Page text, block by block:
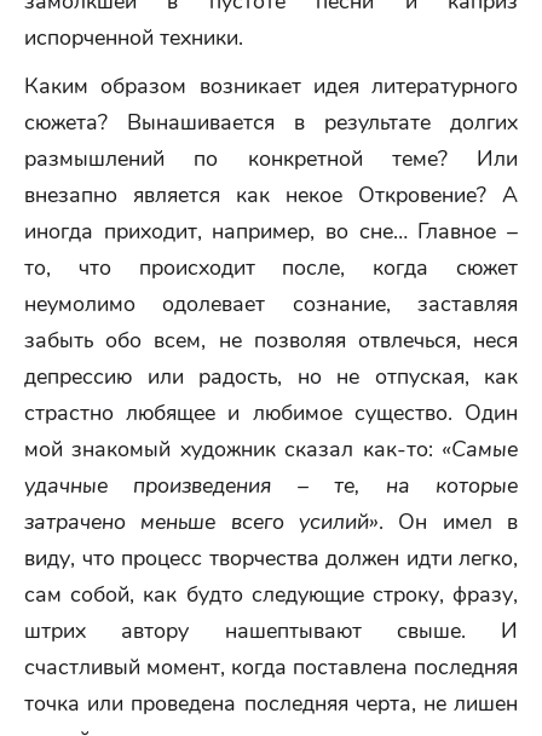
испорченной техники.
Каким образом возникает идея литературного
сюжета? Вынашивается в результате долгих
размышлений по конкретной теме? Или
внезапно является как некое Откровение? А
иногда приходит, например, во сне… Главное –
то, что происходит после, когда сюжет
неумолимо одолевает сознание, заставляя
забыть обо всем, не позволяя отвлечься, неся
депрессию или радость, но не отпуская, как
страстно любящее и любимое существо. Один
мой знакомый художник сказал как-то: «Самые
удачные произведения – те, на которые
затрачено меньше всего усилий». Он имел в
виду, что процесс творчества должен идти легко,
сам собой, как будто следующие строку, фразу,
штрих автору нашептывают свыше. И
счастливый момент, когда поставлена последняя
точка или проведена последняя черта, не лишен